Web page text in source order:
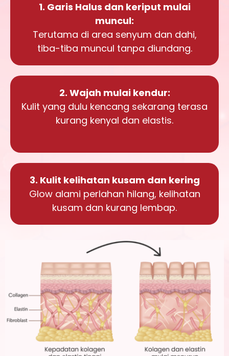
1. Garis Halus dan keriput mulai
muncul:
Terutama di area senyum dan dahi,
tiba-tiba muncul tanpa diundang.
2. Wajah mulai kendur:
Kulit yang dulu kencang sekarang terasa
kurang kenyal dan elastis.
3. Kulit kelihatan kusam dan kering
Glow alami perlahan hilang, kelihatan
kusam dan kurang lembap.